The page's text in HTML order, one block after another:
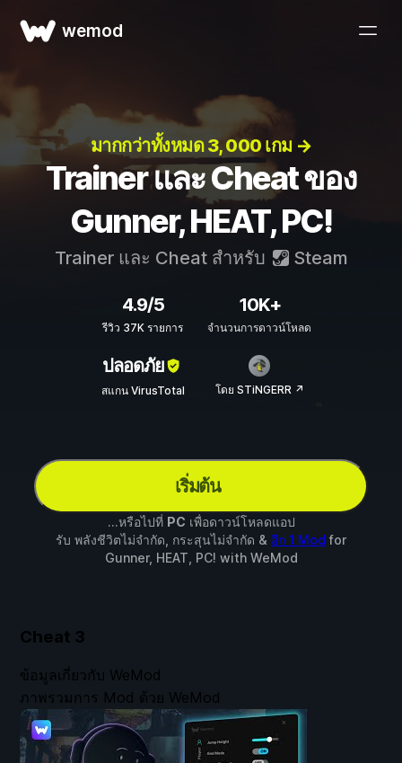
wemod
มากกว่าทั้งหมด 3, 000 เกม →
Trainer และ Cheat ของ
Gunner, HEAT, PC!
Trainer และ Cheat สำหรับ Steam
4.9/5
รีวิว 37K รายการ
10K+
จำนวนการดาวน์โหลด
ปลอดภัย
สแกน VirusTotal โดย STiNGERR ↗
เริ่มต้น
...หรือไปที่ PC เพื่อดาวน์โหลดแอป
รับ พลังชีวิตไม่จำกัด, กระสุนไม่จำกัด & อีก 1 Mod for
Gunner, HEAT, PC! with WeMod
Cheat 3
ข้อมูลเกี่ยวกับ WeMod
ภาพรวมการ Mod ด้วย WeMod